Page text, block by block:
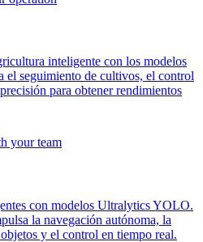
inteligente con los modelos
seguimiento de cultivos, el control
para obtener rendimientos
con modelos Ultralytics YOLO.
la navegación autónoma, la
y el control en tiempo real.